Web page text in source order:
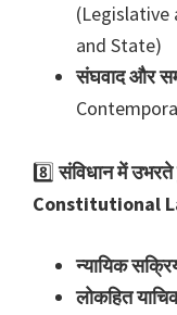
(Legislative
and State)
संघवाद और
8️⃣संविधान में
Constitutional
न्यायिक
लोकहित